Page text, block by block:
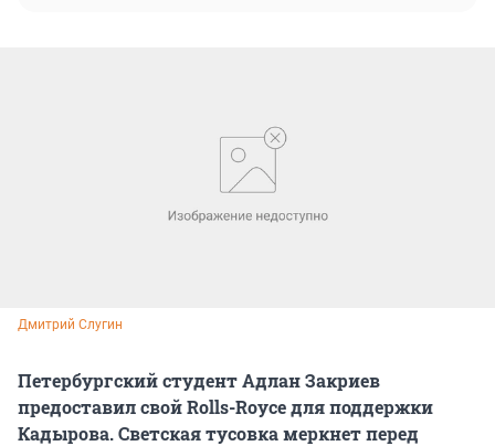
Дмитрий Слугин
Петербургский студент Адлан Закриев
предоставил свой Rolls-Royce для поддержки
Кадырова. Светская тусовка меркнет перед